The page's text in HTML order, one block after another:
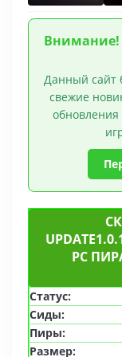
Внимание!
Данный сайт
свежие
PC
Статус:
Сиды:
Пиры:
Размер: